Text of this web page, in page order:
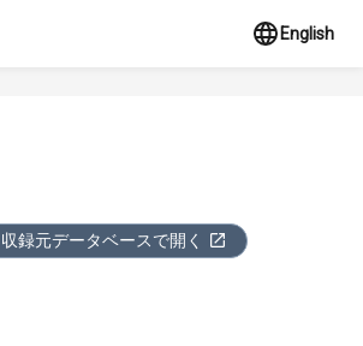
English
収録元データベースで開く